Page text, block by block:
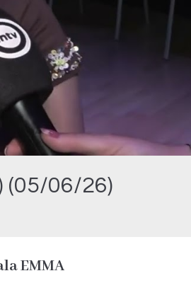
(05/06/26)
EMMA